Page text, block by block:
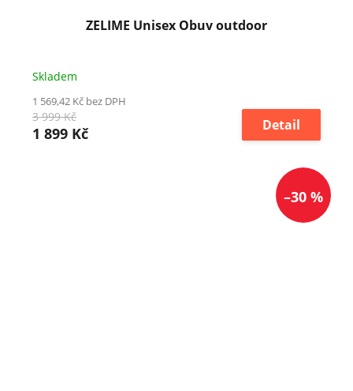
ZELIME Unisex Obuv outdoor
Skladem
1 569,42 Kč bez DPH
3 999 Kč
1 899 Kč Detail
–30 %